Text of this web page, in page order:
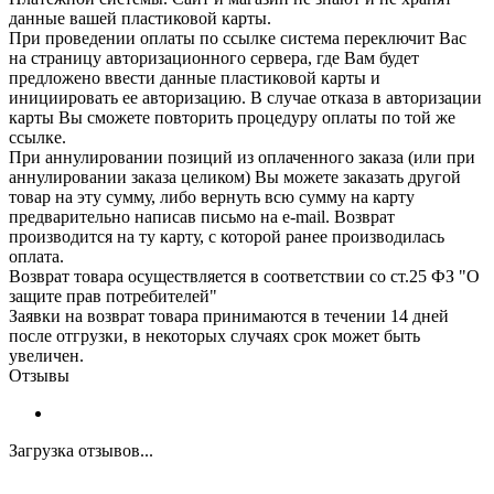
данные вашей пластиковой карты.
При проведении оплаты по ссылке система переключит Вас
на страницу авторизационного сервера, где Вам будет
предложено ввести данные пластиковой карты и
инициировать ее авторизацию. В случае отказа в авторизации
карты Вы сможете повторить процедуру оплаты по той же
ссылке.
При аннулировании позиций из оплаченного заказа (или при
аннулировании заказа целиком) Вы можете заказать другой
товар на эту сумму, либо вернуть всю сумму на карту
предварительно написав письмо на e-mail. Возврат
производится на ту карту, с которой ранее производилась
оплата.
Возврат товара осуществляется в соответствии со ст.25 ФЗ "О
защите прав потребителей"
Заявки на возврат товара принимаются в течении 14 дней
после отгрузки, в некоторых случаях срок может быть
увеличен.
Отзывы
Загрузка отзывов...